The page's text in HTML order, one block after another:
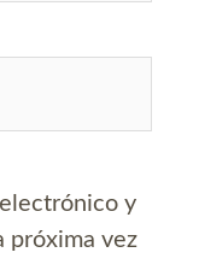
y
próxima vez